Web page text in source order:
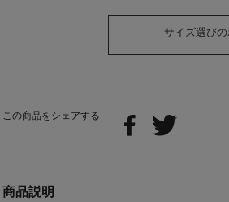
この商品をシェアする
商品説明
サイズ選び